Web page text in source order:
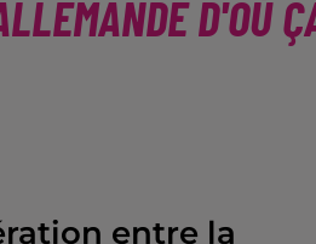
D'OÙ
entre la